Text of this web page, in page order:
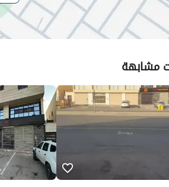
النورس
29أ
العقار
للإيجار
مجمع
مشابهة